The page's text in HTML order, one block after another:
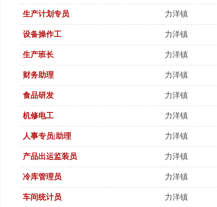
生产计划专员 力洋镇
设备操作工 力洋镇
生产班长 力洋镇
财务助理 力洋镇
食品研发 力洋镇
机修电工 力洋镇
人事专员|助理 力洋镇
产品出运监装员 力洋镇
冷库管理员 力洋镇
车间统计员 力洋镇